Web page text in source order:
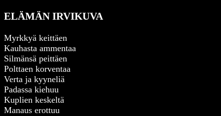
ELÄMÄN IRVIKUVA
Myrkkyä keittäen
Kauhasta ammentaa
Silmänsä peittäen
Polttaen korventaa
Verta ja kyyneliä
Padassa kiehuu
Kuplien keskeltä
Manaus erottuu